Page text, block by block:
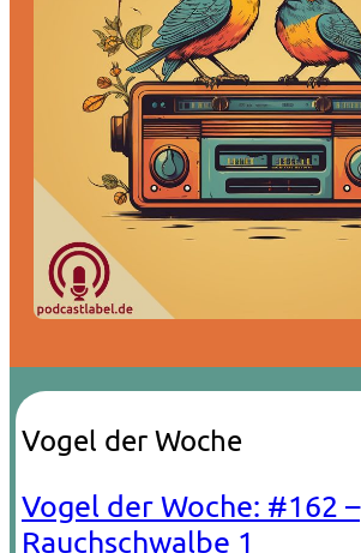
Vogel der Woche
Vogel der Woche: #162 –
Rauchschwalbe 1